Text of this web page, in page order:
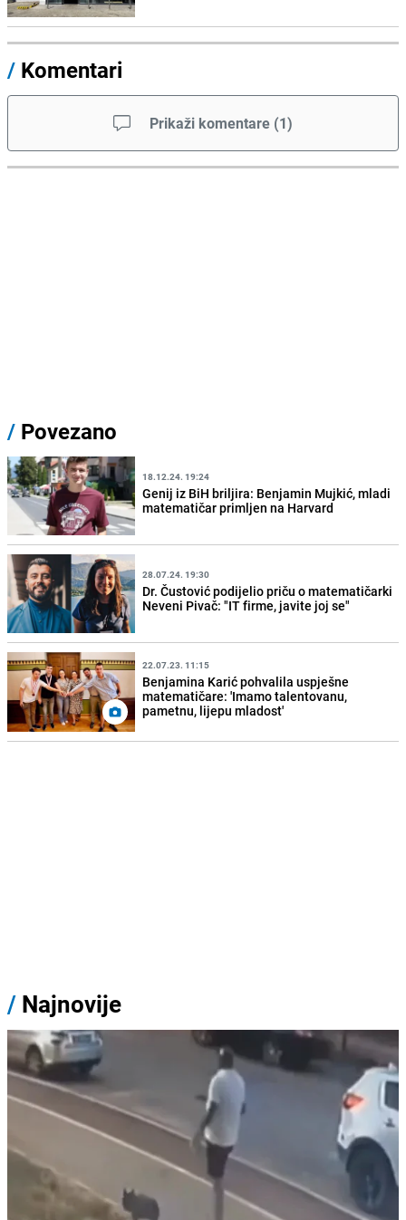
/ Komentari
Prikaži komentare (1)
/ Povezano
18.12.24. 19:24
Genij iz BiH briljira: Benjamin Mujkić, mladi
matematičar primljen na Harvard
28.07.24. 19:30
Dr. Čustović podijelio priču o matematičarki
Neveni Pivač: "IT firme, javite joj se"
22.07.23. 11:15
Benjamina Karić pohvalila uspješne
matematičare: 'Imamo talentovanu,
pametnu, lijepu mladost'
/ Najnovije